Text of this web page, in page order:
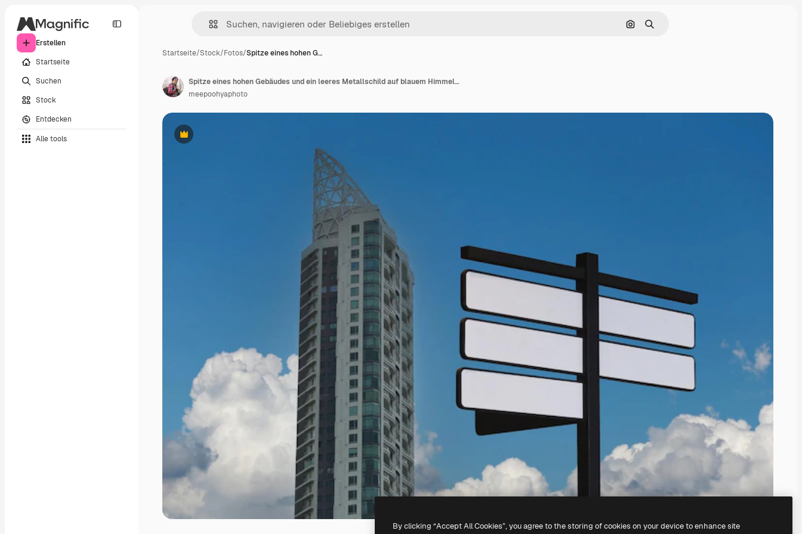
Erstellen
Startseite
Suchen
Stock
Entdecken
Alle tools
Nach Bild suchen
Suchen
Startseite/Stock/Fotos/Spitze eines hohen G…
Premium
Spitze eines hohen Gebäudes und ein leeres Metallschild auf blauem Himmelshintergrund
meepoohyaphoto
By clicking “Accept All Cookies”, you agree to the storing of cookies on your device to enhance site